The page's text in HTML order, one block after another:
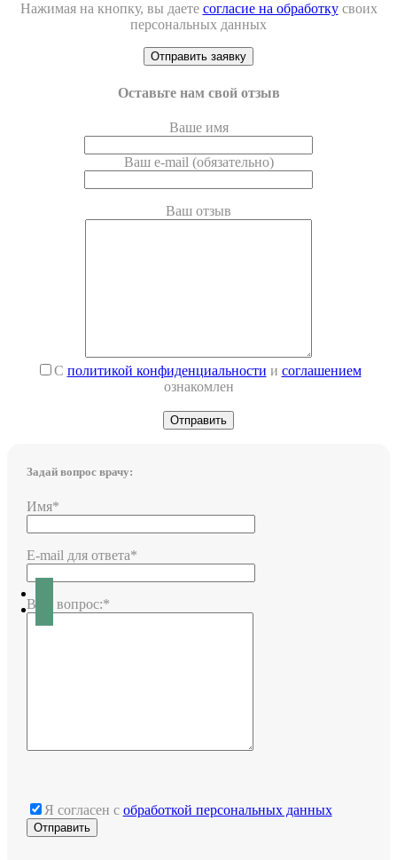
Нажимая на кнопку, вы даете согласие на обработкусвоих
персональных данных
Оставьте нам свой отзыв
Ваше имя
Ваш e-mail (обязательно)
Ваш отзыв
С политикой конфиденциальности и соглашением
ознакомлен
Задай вопрос врачу:
Имя*
E-mail для ответа*
Ваш вопрос:*
Я согласен с обработкой персональных данных